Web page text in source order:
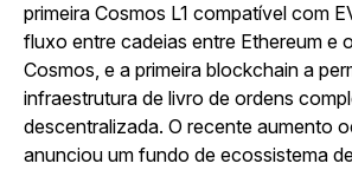
primeira Cosmos L1 compatível com
fluxo entre cadeias entre Ethereum e
Cosmos, e a primeira blockchain a
infraestrutura de livro de ordens
descentralizada. O recente aumento
anunciou um fundo de ecossistema